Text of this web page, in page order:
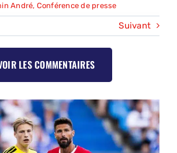
André, Conférence de presse
Suivant
LES COMMENTAIRES